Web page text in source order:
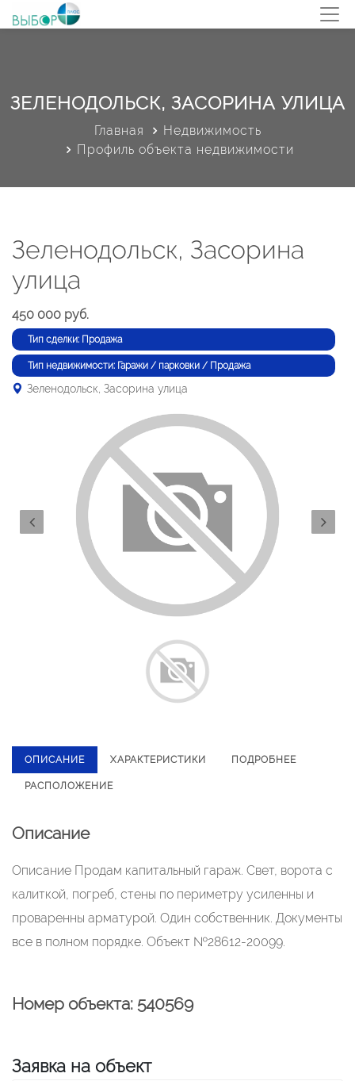
ЗЕЛЕНОДОЛЬСК, ЗАСОРИНА УЛИЦА
Главная
Недвижимость
Профиль объекта недвижимости
Зеленодольск, Засорина
улица
450 000 руб.
Тип сделки: Продажа
Тип недвижимости: Гаражи / парковки / Продажа
Зеленодольск, Засорина улица
ОПИСАНИЕ ХАРАКТЕРИСТИКИ ПОДРОБНЕЕ
РАСПОЛОЖЕНИЕ
Описание
Описание Продам капитальный гараж. Свет, ворота с
калиткой, погреб, стены по периметру усиленны и
проваренны арматурой. Один собственник. Документы
все в полном порядке. Объект №28612-20099.
Номер объекта: 540569
Заявка на объект